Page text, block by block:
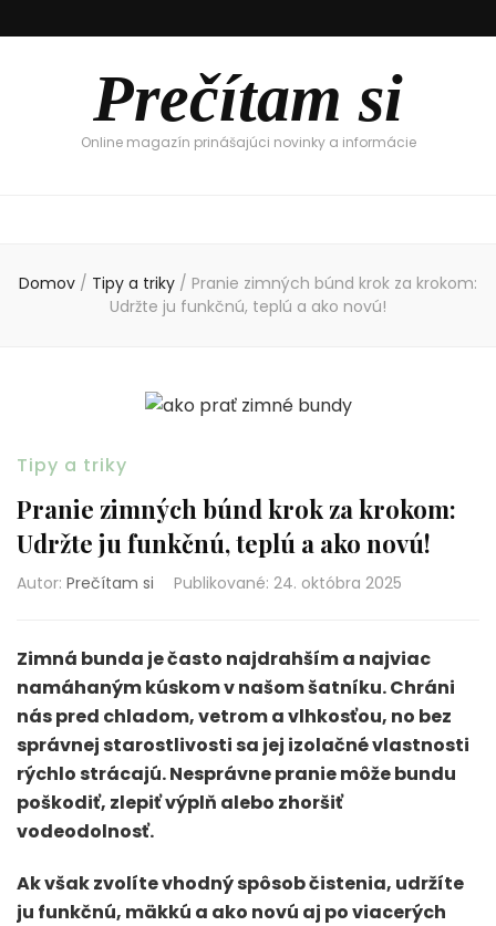
Prečítam si
Online magazín prinášajúci novinky a informácie
Domov / Tipy a triky / Pranie zimných búnd krok za krokom:
Udržte ju funkčnú, teplú a ako novú!
Tipy a triky
Pranie zimných búnd krok za krokom:
Udržte ju funkčnú, teplú a ako novú!
Autor: Prečítam si Publikované: 24. októbra 2025
Zimná bunda je často najdrahším a najviac
namáhaným kúskom v našom šatníku. Chráni
nás pred chladom, vetrom a vlhkosťou, no bez
správnej starostlivosti sa jej izolačné vlastnosti
rýchlo strácajú. Nesprávne pranie môže bundu
poškodiť, zlepiť výplň alebo zhoršiť
vodeodolnosť.
Ak však zvolíte vhodný spôsob čistenia, udržíte
ju funkčnú, mäkkú a ako novú aj po viacerých